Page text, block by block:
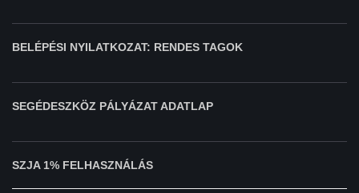
BELÉPÉSI NYILATKOZAT: RENDES TAGOK
SEGÉDESZKÖZ PÁLYÁZAT ADATLAP
SZJA 1% FELHASZNÁLÁS